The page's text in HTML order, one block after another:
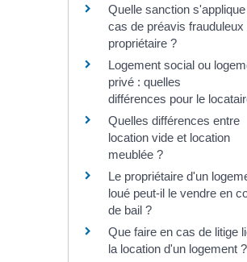
Quelle sanction
cas de préavis frauduleux
propriétaire ?
Logement social ou
privé : quelles
différences pour le
Quelles différences entre
location vide et location
meublée ?
Le propriétaire d'un
loué peut-il le vendre en
de bail ?
Que faire en cas de litige
la location d'un logement ?